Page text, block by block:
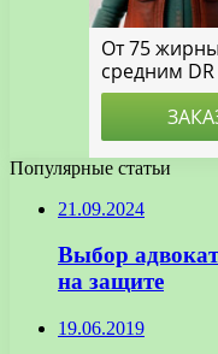
Популярные статьи
21.09.2024
Выбор
на защите
19.06.2019